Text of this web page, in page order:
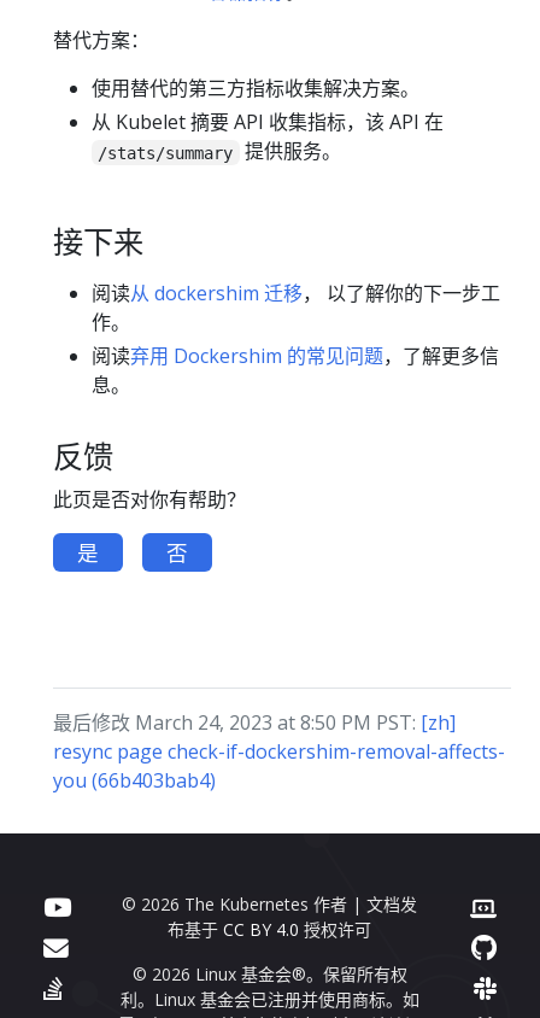
替代方案：
使用替代的第三方指标收集解决方案。
从 Kubelet 摘要 API 收集指标，该 API 在
/stats/summary 提供服务。
接下来
阅读从 dockershim 迁移， 以了解你的下一步工
作。
阅读弃用 Dockershim 的常见问题，了解更多信
息。
反馈
此页是否对你有帮助？
是 否
最后修改 March 24, 2023 at 8:50 PM PST: [zh]
resync page check-if-dockershim-removal-affects-
you (66b403bab4)
© 2026 The Kubernetes 作者 | 文档发
布基于CC BY 4.0 授权许可
© 2026 Linux 基金会®。保留所有权
利。Linux 基金会已注册并使用商标。如